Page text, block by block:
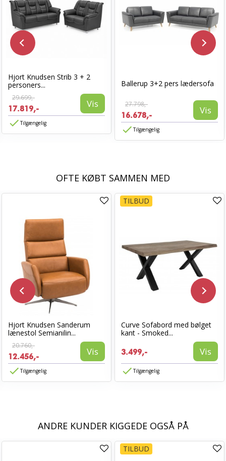
Hjort Knudsen Strib 3 + 2
personers...
29.699,-
17.819,- Vis
Tilgængelig
Ballerup 3+2 pers lædersofa
27.798,-
16.678,- Vis
Tilgængelig
OFTE KØBT SAMMEN MED
Hjort Knudsen Sanderum
lænestol Semianilin...
20.760,-
12.456,- Vis
Tilgængelig
TILBUD
Curve Sofabord med bølget
kant - Smoked...
3.499,- Vis
Tilgængelig
ANDRE KUNDER KIGGEDE OGSÅ PÅ
TILBUD